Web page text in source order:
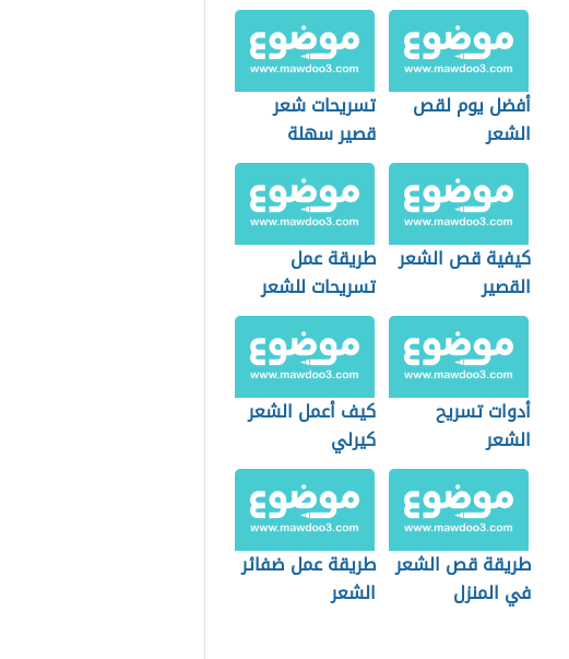
أفضل يوم لقص
الشعر
تسريحات شعر
قصير سهلة
كيفية قص الشعر
القصير
طريقة عمل
تسريحات للشعر
أدوات تسريح
الشعر
كيف أعمل الشعر
كيرلي
طريقة قص الشعر
في المنزل
طريقة عمل ضفائر
الشعر